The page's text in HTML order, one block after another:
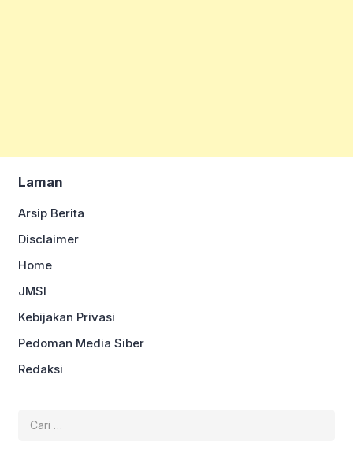
Laman
Arsip Berita
Disclaimer
Home
JMSI
Kebijakan Privasi
Pedoman Media Siber
Redaksi
untuk: